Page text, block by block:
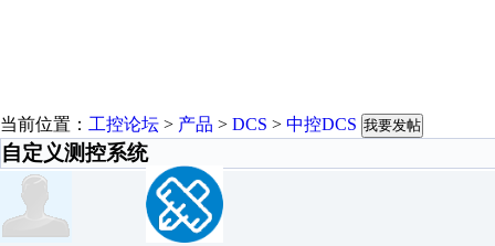
当前位置： 工控论坛 > 产品 > DCS > 中控DCS 我要发帖
自定义测控系统